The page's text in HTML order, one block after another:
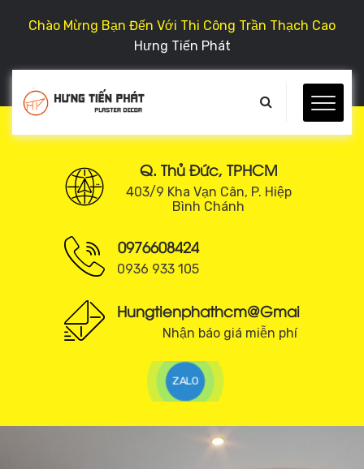
Chào Mừng Bạn Đến Với Thi Công Trần Thạch Cao
Hưng Tiến Phát
Q. Thủ Đức, TPHCM
403/9 Kha Vạn Cân, P. Hiệp
Bình Chánh
0976608424
0936 933 105
Hungtienphathcm@gmail.com
Nhận báo giá miễn phí
ZALO